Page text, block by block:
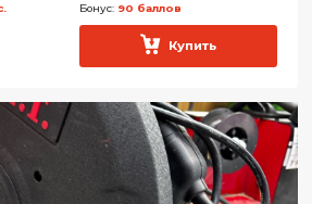
Бонус: 90 баллов
Купить